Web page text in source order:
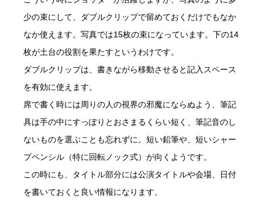
少の束にして、ダブルクリップで留めておくだけでもなか
なか使えます。写真では15枚の束になっています。下の14
枚が土台の役割を果たすというわけです。
ダブルクリップは、書きながら移動させると記入スペース
を有効に使えます。
席で書く時には周りの人の視界の邪魔にならぬよう、筆記
具は手の中にすっぽりとおさまるくらい短く、筆記音のし
ないものを選ぶことも忘れずに。短い鉛筆や、短いシャー
プペンシル（特に回転ノック式）が向くようです。
この時にも、タイトル部分には公演タイトルや会場、日付
を書いておくと良い情報になります。